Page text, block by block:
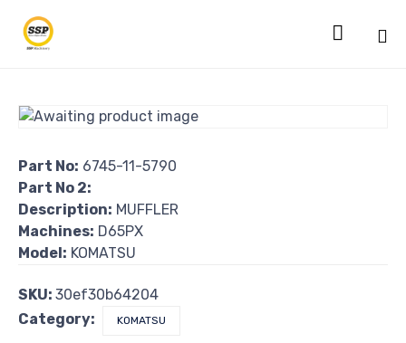

Part No: 6745-11-5790
Part No 2:
Description: MUFFLER
Machines: D65PX
Model: KOMATSU
SKU: 30ef30b64204
Category:
KOMATSU